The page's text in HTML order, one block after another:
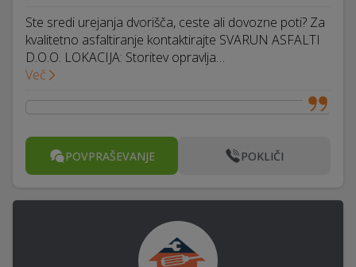
Ste sredi urejanja dvorišča, ceste ali dovozne poti? Za
kvalitetno asfaltiranje kontaktirajte SVARUN ASFALTI
D.O.O. LOKACIJA: Storitev opravlja…
Več
POVPRAŠEVANJE POKLIČI